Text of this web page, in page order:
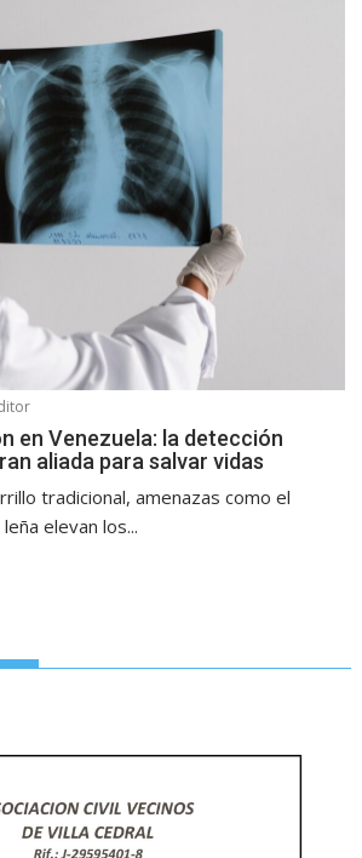
en Venezuela: la detección
aliada para salvar vidas
tradicional, amenazas como el
elevan los...